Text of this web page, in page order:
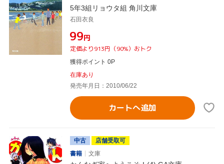
5年3組リョウタ組 角川文庫
石田衣良
¥99円
定価より913円（90%）おトク
獲得ポイント 0P
在庫あり
発売年月日：2010/06/22
カートへ追加
中古
店舗受取可
書籍
文庫